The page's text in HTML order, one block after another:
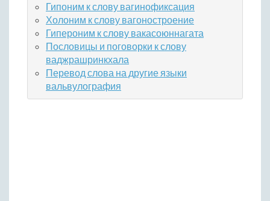
Гипоним к слову вагинофиксация
Холоним к слову вагоностроение
Гипероним к слову вакасоюннагата
Пословицы и поговорки к слову
ваджрашринкхала
Перевод слова на другие языки
вальвулография